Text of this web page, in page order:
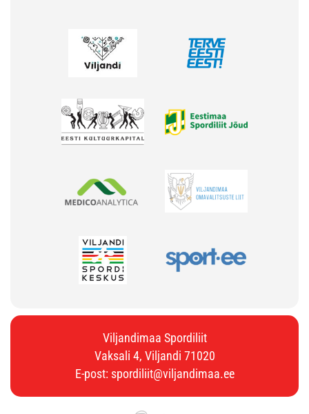
Viljandimaa Spordiliit
Vaksali 4, Viljandi 71020
E-post: spordiliit@viljandimaa.ee